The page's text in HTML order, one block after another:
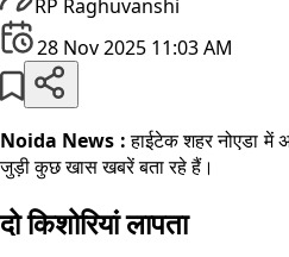
RP Raghuvanshi
28 Nov 2025 11:03 AM
Noida News :हाईटेक शहर नोएडा में
जुड़ी कुछ खास खबरें बता रहे हैं।
दो किशोरियां लापता